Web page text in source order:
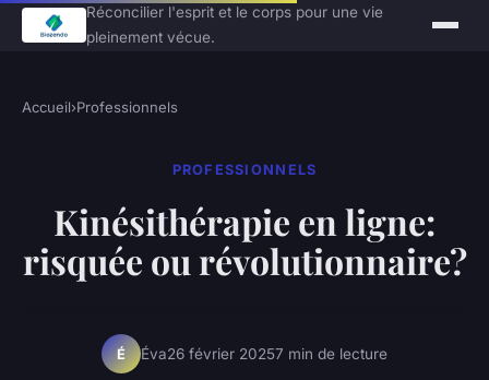
Réconcilier l'esprit et le corps pour une vie
pleinement vécue.
Accueil›Professionnels
PROFESSIONNELS
Kinésithérapie en ligne:
risquée ou révolutionnaire?
É Éva26 février 20257 min de lecture